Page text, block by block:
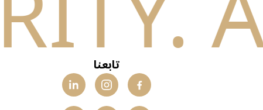
تابعنا